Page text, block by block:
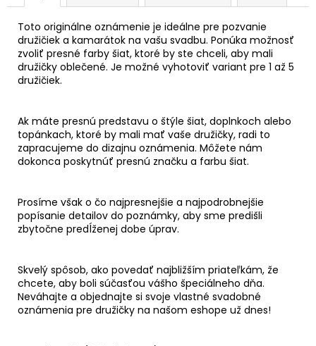
Toto originálne oznámenie je ideálne pre pozvanie
družičiek a kamarátok na vašu svadbu. Ponúka možnosť
zvoliť presné farby šiat, ktoré by ste chceli, aby mali
družičky oblečené. Je možné vyhotoviť variant pre 1 až 5
družičiek.
Ak máte presnú predstavu o štýle šiat, doplnkoch alebo
topánkach, ktoré by mali mať vaše družičky, radi to
zapracujeme do dizajnu oznámenia. Môžete nám
dokonca poskytnúť presnú značku a farbu šiat.
Prosíme však o čo najpresnejšie a najpodrobnejšie
popísanie detailov do poznámky, aby sme predišli
zbytočne predĺženej dobe úprav.
Skvelý spôsob, ako povedať najbližším priateľkám, že
chcete, aby boli súčasťou vášho špeciálneho dňa.
Neváhajte a objednajte si svoje vlastné svadobné
oznámenia pre družičky na našom eshope už dnes!